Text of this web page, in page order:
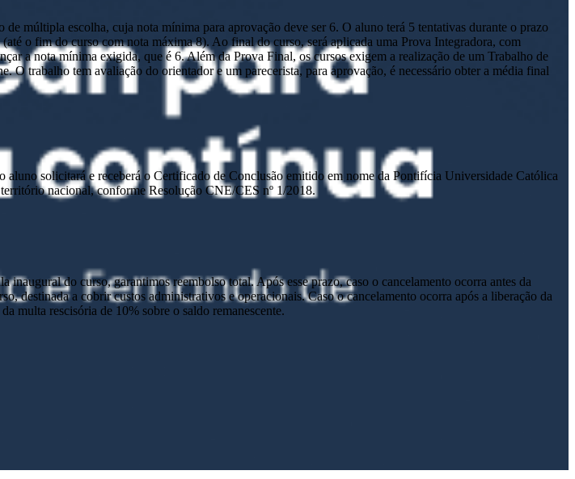
múltipla escolha, cuja nota mínima para aprovação deve ser 6. O aluno terá 5 tentativas durante o prazo
o fim do curso com nota máxima 8). Ao final do curso, será aplicada uma Prova Integradora, com
a nota mínima exigida, que é 6. Além da Prova Final, os cursos exigem a realização de um Trabalho de
trabalho tem avaliação do orientador e um parecerista, para aprovação, é necessário obter a média final
solicitará e receberá o Certificado de Conclusão emitido em nome da Pontifícia Universidade Católica
nacional, conforme Resolução CNE/CES nº 1/2018.
do curso, garantimos reembolso total. Após esse prazo, caso o cancelamento ocorra antes da
destinada a cobrir custos administrativos e operacionais. Caso o cancelamento ocorra após a liberação da
multa rescisória de 10% sobre o saldo remanescente.